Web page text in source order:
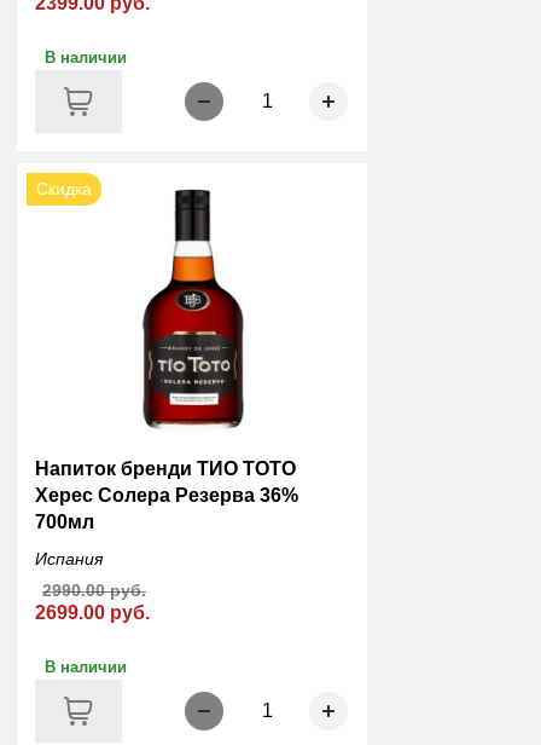
В наличии
1
Скидка
Напиток бренди ТИО ТОТО
Херес Солера Резерва 36%
700мл
Испания
2699.00 руб.
2990.00 руб.
В наличии
1